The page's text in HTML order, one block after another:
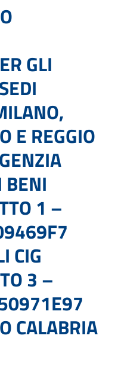
GLI
E REGGIO
BENI
1 –
CIG
3 –
CALABRIA